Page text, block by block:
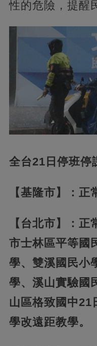
性的危險，提醒
全台21日停班停
【基隆市】：正
【台北市】：
市士林區平等國
學、雙溪國民小
學、溪山實驗國
山區格致國中21
學改遠距教學。